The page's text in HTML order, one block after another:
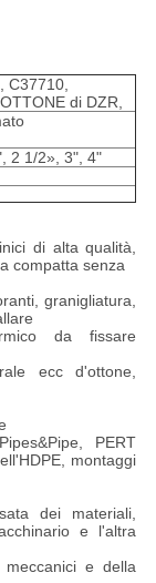
C37710,
di DZR,
2 1/2», 3", 4"
di alta qualità,
compatta senza
granigliatura,
da fissare
ecc d'ottone,
PERT
montaggi
dei materiali,
e l'altra
e della